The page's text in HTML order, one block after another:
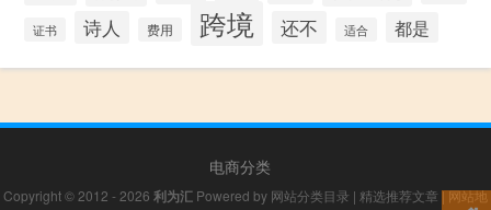
证书 诗人 费用 跨境 还不 适合 都是
电商分类
Copyright © 2012 - 2026 利为汇 Powered by 网站分类目录 | 精选推荐文章 |网站地